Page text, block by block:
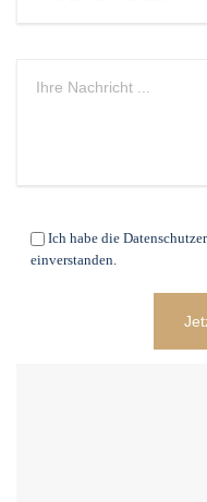
Ich habe die
einverstanden.